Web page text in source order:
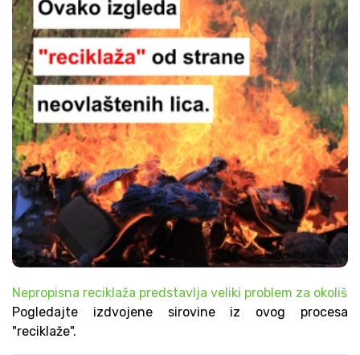
Nepropisna reciklaža predstavlja veliki problem za okoliš
Pogledajte izdvojene sirovine iz ovog procesa
"reciklaže".